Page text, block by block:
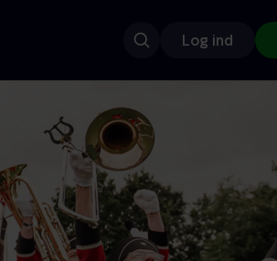
Log ind